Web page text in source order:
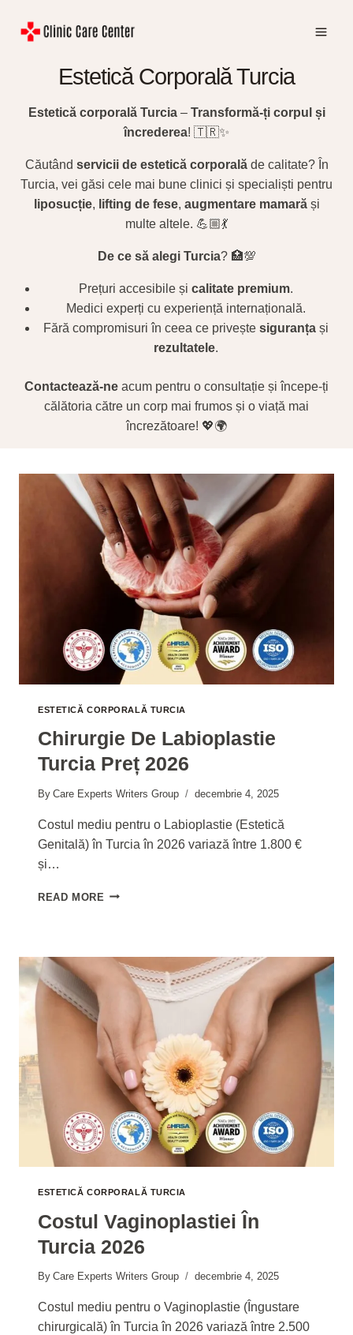
Estetică Corporală Turcia
Estetică corporală Turcia– Transformă-ți corpul și
încrederea! 🇹🇷✨
Căutând servicii de estetică corporalăde calitate? În
Turcia, vei găsi cele mai bune clinici și specialiști pentru
liposucție, lifting de fese, augmentare mamarăși
multe altele. 💪🏼💃
De ce să alegi Turcia? 🏥💯
Prețuri accesibile și calitate premium.
Medici experți cu experiență internațională.
Fără compromisuri în ceea ce privește siguranța și
rezultatele.
Contactează-ne acum pentru o consultație și începe-ți
călătoria către un corp mai frumos și o viață mai
încrezătoare! 💖🌍
ESTETICĂ CORPORALĂ TURCIA
Chirurgie De Labioplastie
Turcia Preț 2026
By Care Experts Writers Group decembrie 4, 2025
Costul mediu pentru o Labioplastie (Estetică
Genitală) în Turcia în 2026 variază între 1.800 €
și…
READ MORE CHIRURGIE
PREȚ
2026
ESTETICĂ CORPORALĂ TURCIA
Costul Vaginoplastiei În
Turcia 2026
By Care Experts Writers Group decembrie 4, 2025
Costul mediu pentru o Vaginoplastie (Îngustare
chirurgicală) în Turcia în 2026 variază între 2.500